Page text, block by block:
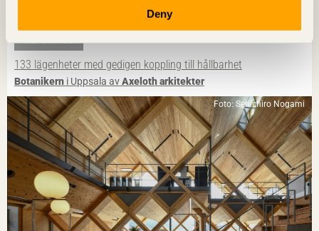
Deny
REPORTAGE
133 lägenheter med gedigen koppling till hållbarhet
Botanikern i Uppsala avAxeloth arkitekter
Foto: Senichiro Nogami